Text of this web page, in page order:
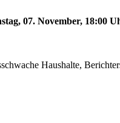
07. November,
Haushalte,